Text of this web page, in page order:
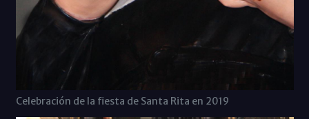
Celebración de la fiesta de Santa Rita en 2019